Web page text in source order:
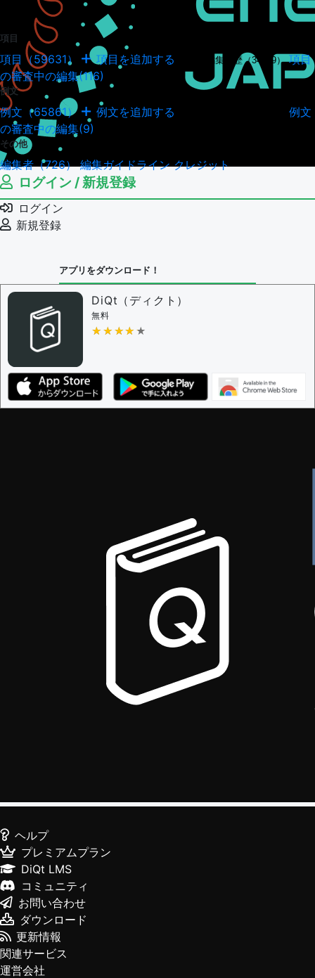
項目
項目（59631） 項目を追加する 項目の編集履歴（34949） 項目
の審査中の編集(116)
例文
例文（65861） 例文を追加する
例文
の審査中の編集(9)
その他
編集者（726）編集ガイドラインクレジット
ログイン / 新規登録
ログイン
新規登録
アプリをダウンロード！
DiQt（ディクト）
無料
★★★★★
★★★★★
ヘルプ
プレミアムプラン
DiQt LMS
コミュニティ
お問い合わせ
ダウンロード
更新情報
関連サービス
運営会社